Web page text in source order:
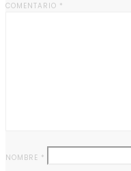
COMENTARIO *
NOMBRE *